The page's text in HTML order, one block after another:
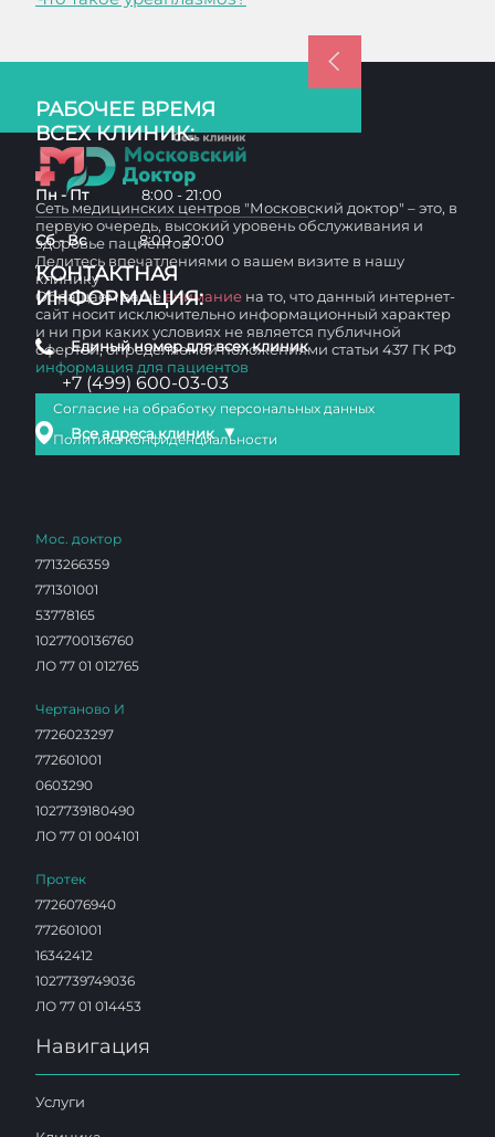
РАБОЧЕЕ ВРЕМЯ
ВСЕХ КЛИНИК:
Пн - Пт 8:00 - 21:00
Сб - Вс 8:00 - 20:00
КОНТАКТНАЯ
ИНФОРМАЦИЯ:
Единый номер для всех клиник
+7 (499) 600-03-03
Все адреса клиник ▼
Сеть медицинских центров "Московский доктор" – это, в
первую очередь, высокий уровень обслуживания и
здоровье пациентов
Делитесь впечатлениями о вашем визите в нашу
клинику
Обращаем вашевнимание на то, что данный интернет-
сайт носит исключительно информационный характер
и ни при каких условиях не является публичной
офертой, определяемой положениями статьи 437 ГК РФ
информация для пациентов
Согласие на обработку персональных данных
Политика конфиденциальности
Мос. доктор
7713266359
771301001
53778165
1027700136760
ЛО 77 01 012765
Чертаново И
7726023297
772601001
0603290
1027739180490
ЛО 77 01 004101
Протек
7726076940
772601001
16342412
1027739749036
ЛО 77 01 014453
Навигация
Услуги